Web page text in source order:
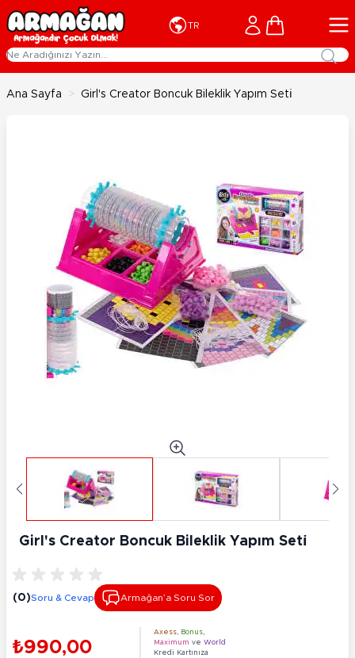
İçeriğe geç
TR Cart
Ana Sayfa > Girl's Creator Boncuk Bileklik Yapım Seti̇
Girl's Creator Boncuk Bileklik Yapım Seti̇
(0)Soru & Cevap Armağan’a Soru Sor
₺990,00
Axess Bonus
Maximum ve World
Kredi Kartınıza